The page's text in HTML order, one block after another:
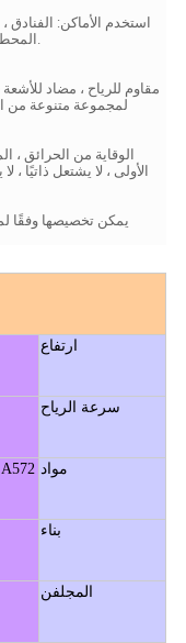
المحطات ، المناطق السكنية الراقية ، إلخ ، لتجميل البيئة.
لمجموعة متنوعة من
الأولى ، لا يشتعل ذاتيًا
ارتفاع
سرعة الرياح
مواد
بناء
المجلفن